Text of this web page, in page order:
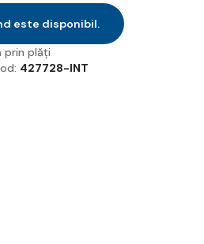
este disponibil.
prin plăți
427728-INT